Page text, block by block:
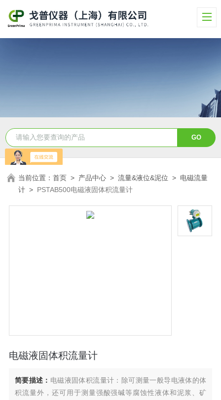
当前位置：首页 > 产品中心 >流量&液位&泥位 > 电磁流量
计 > PSTAB500电磁液固体积流量计
电磁液固体积流量计
简要描述： 电磁液固体积流量计：除可测量一般导电液体的体
积流量外，还可用于测量强酸强碱等腐蚀性液体和泥浆、矿